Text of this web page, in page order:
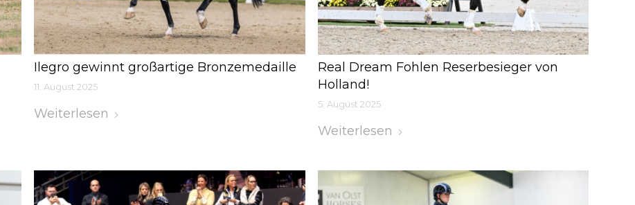
Ilegro gewinnt großartige Bronzemedaille
11. August 2025
Weiterlesen
Real Dream Fohlen Reserbesieger von
Holland!
5. August 2025
Weiterlesen